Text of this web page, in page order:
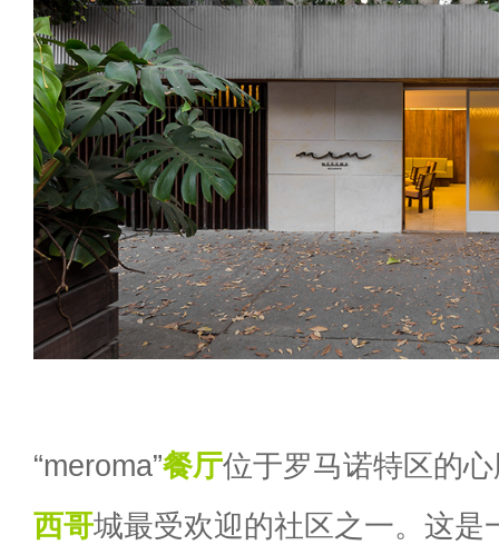
“meroma”餐厅位于罗马诺特区的
西哥城最受欢迎的社区之一。这是